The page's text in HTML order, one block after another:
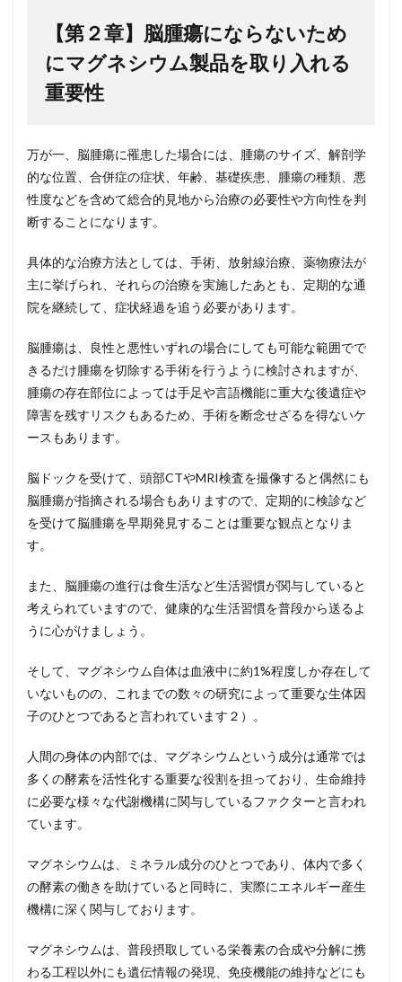
【第２章】脳腫瘍にならないため
にマグネシウム製品を取り入れる
重要性
万が一、脳腫瘍に罹患した場合には、腫瘍のサイズ、解剖学
的な位置、合併症の症状、年齢、基礎疾患、腫瘍の種類、悪
性度などを含めて総合的見地から治療の必要性や方向性を判
断することになります。
具体的な治療方法としては、手術、放射線治療、薬物療法が
主に挙げられ、それらの治療を実施したあとも、定期的な通
院を継続して、症状経過を追う必要があります。
脳腫瘍は、良性と悪性いずれの場合にしても可能な範囲でで
きるだけ腫瘍を切除する手術を行うように検討されますが、
腫瘍の存在部位によっては手足や言語機能に重大な後遺症や
障害を残すリスクもあるため、手術を断念せざるを得ないケ
ースもあります。
脳ドックを受けて、頭部CTやMRI検査を撮像すると偶然にも
脳腫瘍が指摘される場合もありますので、定期的に検診など
を受けて脳腫瘍を早期発見することは重要な観点となりま
す。
また、脳腫瘍の進行は食生活など生活習慣が関与していると
考えられていますので、健康的な生活習慣を普段から送るよ
うに心がけましょう。
そして、マグネシウム自体は血液中に約1%程度しか存在して
いないものの、これまでの数々の研究によって重要な生体因
子のひとつであると言われています２）。
人間の身体の内部では、マグネシウムという成分は通常では
多くの酵素を活性化する重要な役割を担っており、生命維持
に必要な様々な代謝機構に関与しているファクターと言われ
ています。
マグネシウムは、ミネラル成分のひとつであり、体内で多く
の酵素の働きを助けていると同時に、実際にエネルギー産生
機構に深く関与しております。
マグネシウムは、普段摂取している栄養素の合成や分解に携
わる工程以外にも遺伝情報の発現、免疫機能の維持などにも